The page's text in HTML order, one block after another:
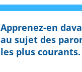
Apprenez-en
au sujet des
les plus courants.